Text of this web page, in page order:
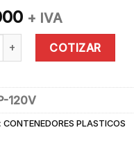
+ IVA
CON TAPA RUEDA Y
COTIZAR
120V
CONTENEDORES PLASTICOS